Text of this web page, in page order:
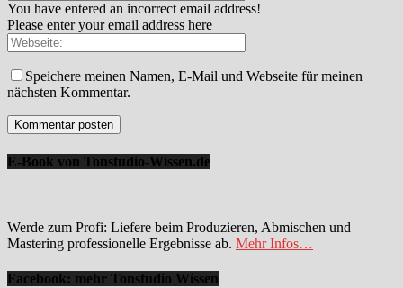
You have entered an incorrect email address!
Please enter your email address here
Speichere meinen Namen, E-Mail und Webseite für meinen
nächsten Kommentar.
E-Book von Tonstudio-Wissen.de
Werde zum Profi: Liefere beim Produzieren, Abmischen und
Mastering professionelle Ergebnisse ab. Mehr Infos…
Facebook: mehr Tonstudio Wissen